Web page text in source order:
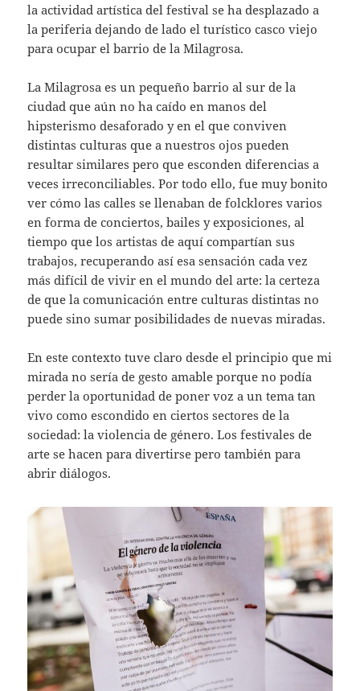
la actividad artística del festival se ha desplazado a
la periferia dejando de lado el turístico casco viejo
para ocupar el barrio de la Milagrosa.
La Milagrosa es un pequeño barrio al sur de la
ciudad que aún no ha caído en manos del
hipsterismo desaforado y en el que conviven
distintas culturas que a nuestros ojos pueden
resultar similares pero que esconden diferencias a
veces irreconciliables. Por todo ello, fue muy bonito
ver cómo las calles se llenaban de folcklores varios
en forma de conciertos, bailes y exposiciones, al
tiempo que los artistas de aquí compartían sus
trabajos, recuperando así esa sensación cada vez
más difícil de vivir en el mundo del arte: la certeza
de que la comunicación entre culturas distintas no
puede sino sumar posibilidades de nuevas miradas.
En este contexto tuve claro desde el principio que mi
mirada no sería de gesto amable porque no podía
perder la oportunidad de poner voz a un tema tan
vivo como escondido en ciertos sectores de la
sociedad: la violencia de género. Los festivales de
arte se hacen para divertirse pero también para
abrir diálogos.